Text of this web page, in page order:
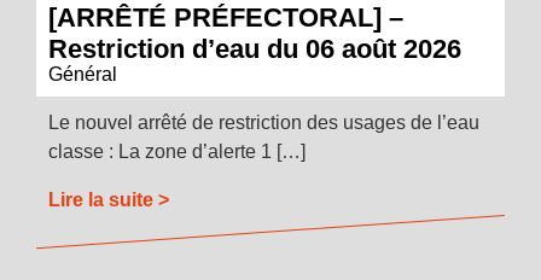
[ARRÊTÉ PRÉFECTORAL] –
Restriction d’eau du 06 août 2026
Général
Le nouvel arrêté de restriction des usages de l’eau
classe : La zone d’alerte 1 […]
Lire la suite >